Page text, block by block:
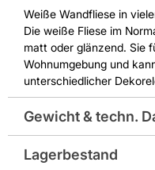
Weiße Wandfliese in
Die weiße Fliese im
matt oder glänzend. Sie
Wohnumgebung und
unterschiedlicher
Gewicht & techn.
Art: Uni
Lagerbestand